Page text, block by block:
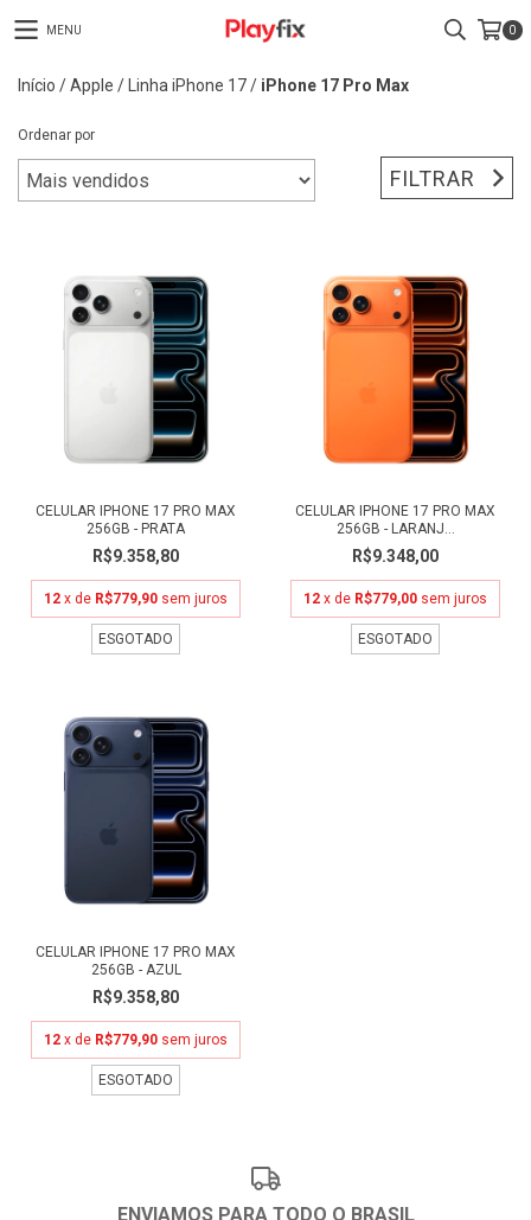
MENU 0
Início /Apple / Linha iPhone 17/ iPhone 17 Pro Max
Ordenar por
FILTRAR
CELULAR IPHONE 17 PRO MAX
256GB - PRATA
R$9.358,80
12 x de R$779,90 sem juros
ESGOTADO
CELULAR IPHONE 17 PRO MAX
256GB - LARANJ...
R$9.348,00
12 x de R$779,00 sem juros
ESGOTADO
CELULAR IPHONE 17 PRO MAX
256GB - AZUL
R$9.358,80
12 x de R$779,90 sem juros
ESGOTADO
ENVIAMOS PARA TODO O BRASIL